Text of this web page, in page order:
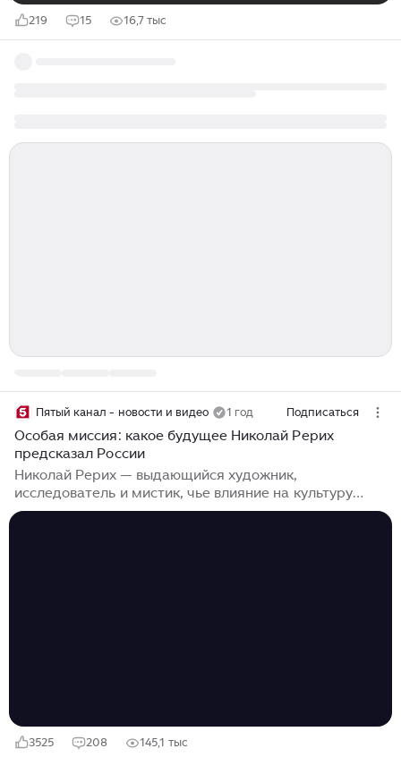
219 15 16,7 тыс
Пятый канал - новости и видео 1 год Подписаться
Особая миссия: какое будущее Николай Рерих
предсказал России
Николай Рерих — выдающийся художник,
исследователь и мистик, чье влияние на культуру
и искусство невозможно переоценить. Еще сто лет
3525 208 145,1 тыс